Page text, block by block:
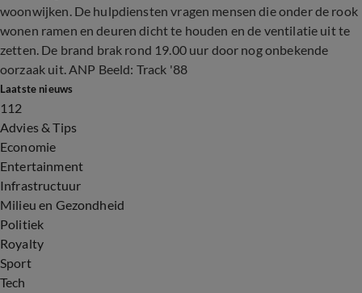
woonwijken. De hulpdiensten vragen mensen die onder de rook
wonen ramen en deuren dicht te houden en de ventilatie uit te
zetten. De brand brak rond 19.00 uur door nog onbekende
oorzaak uit. ANP Beeld: Track '88
Laatste nieuws
112
Advies & Tips
Economie
Entertainment
Infrastructuur
Milieu en Gezondheid
Politiek
Royalty
Sport
Tech